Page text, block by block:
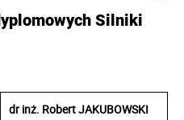
Silniki
dr inż. Robert JAKUBOWSKI